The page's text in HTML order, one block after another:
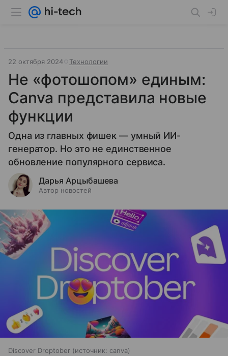
22 октября 2024 Технологии
Не «фотошопом» единым:
Canva представила новые
функции
Одна из главных фишек — умный ИИ-
генератор. Но это не единственное
обновление популярного сервиса.
Дарья Арцыбашева
Автор новостей
Discover Droptober источник: canva